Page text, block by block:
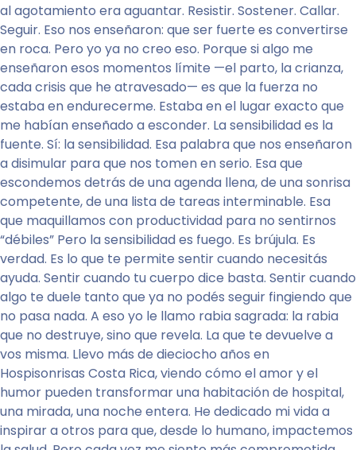
al agotamiento era aguantar. Resistir. Sostener. Callar.
Seguir. Eso nos enseñaron: que ser fuerte es convertirse
en roca. Pero yo ya no creo eso. Porque si algo me
enseñaron esos momentos límite —el parto, la crianza,
cada crisis que he atravesado— es que la fuerza no
estaba en endurecerme. Estaba en el lugar exacto que
me habían enseñado a esconder. La sensibilidad es la
fuente. Sí: la sensibilidad. Esa palabra que nos enseñaron
a disimular para que nos tomen en serio. Esa que
escondemos detrás de una agenda llena, de una sonrisa
competente, de una lista de tareas interminable. Esa
que maquillamos con productividad para no sentirnos
“débiles” Pero la sensibilidad es fuego. Es brújula. Es
verdad. Es lo que te permite sentir cuando necesitás
ayuda. Sentir cuando tu cuerpo dice basta. Sentir cuando
algo te duele tanto que ya no podés seguir fingiendo que
no pasa nada. A eso yo le llamo rabia sagrada: la rabia
que no destruye, sino que revela. La que te devuelve a
vos misma. Llevo más de dieciocho años en
Hospisonrisas Costa Rica, viendo cómo el amor y el
humor pueden transformar una habitación de hospital,
una mirada, una noche entera. He dedicado mi vida a
inspirar a otros para que, desde lo humano, impactemos